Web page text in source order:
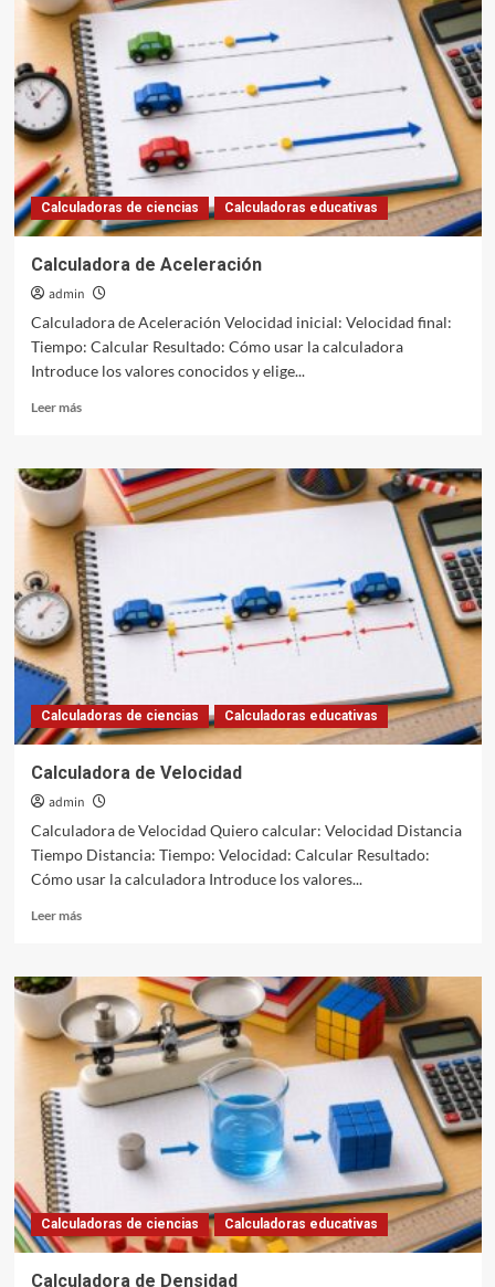
Cinética
Calculadoras de ciencias Calculadoras educativas
Calculadora de Aceleración
admin
Calculadora de Aceleración Velocidad inicial: Velocidad final:
Tiempo: Calcular Resultado: Cómo usar la calculadora
Introduce los valores conocidos y elige...
Leer másLeer
Calculadora
de
Aceleración
Calculadoras de ciencias Calculadoras educativas
Calculadora de Velocidad
admin
Calculadora de Velocidad Quiero calcular: Velocidad Distancia
Tiempo Distancia: Tiempo: Velocidad: Calcular Resultado:
Cómo usar la calculadora Introduce los valores...
Leer másLeer
Calculadora
de
Velocidad
Calculadoras de ciencias Calculadoras educativas
Calculadora de Densidad